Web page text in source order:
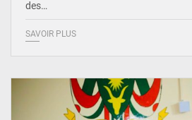
des…
SAVOIR PLUS